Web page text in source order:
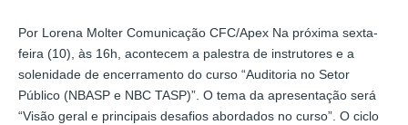
Por Lorena Molter Comunicação CFC/Apex Na próxima sexta-
feira (10), às 16h, acontecem a palestra de instrutores e a
solenidade de encerramento do curso “Auditoria no Setor
Público (NBASP e NBC TASP)”. O tema da apresentação será
“Visão geral e principais desafios abordados no curso”. O ciclo